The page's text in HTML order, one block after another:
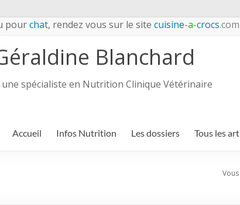
pourchat, rendez vous sur le site cuisine-a-crocs.com
Blanchard
spécialiste en Nutrition Clinique Vétérinaire
Accueil Infos Nutrition Les dossiers Tous les